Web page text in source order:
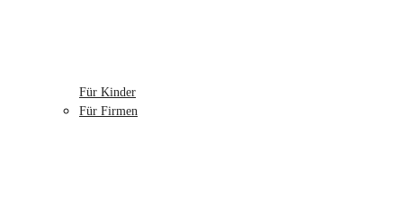
Für Kinder
Für Firmen